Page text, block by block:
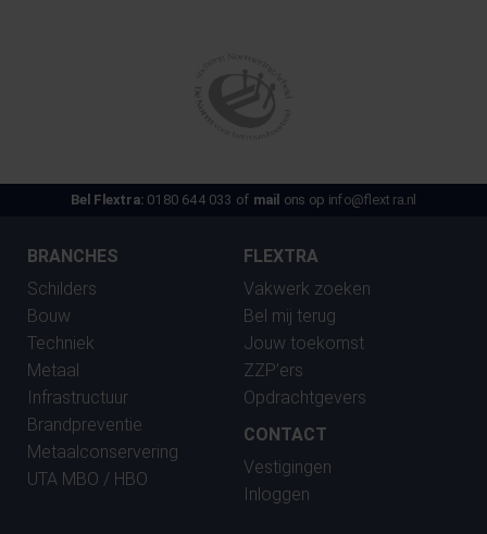
Bel Flextra: 0180 644 033 of mail ons op info@flextra.nl
BRANCHES
Schilders
Bouw
Techniek
Metaal
Infrastructuur
Brandpreventie
Metaalconservering
UTA MBO / HBO
FLEXTRA
Vakwerk zoeken
Bel mij terug
Jouw toekomst
ZZP’ers
Opdrachtgevers
CONTACT
Vestigingen
Inloggen